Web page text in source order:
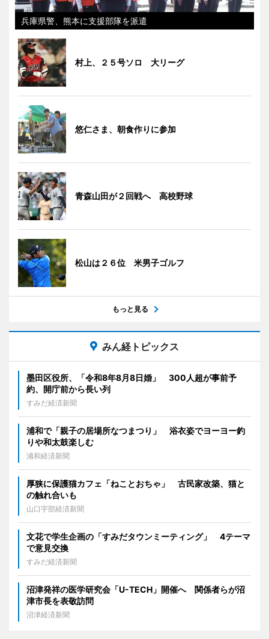
兵庫県警、熊本に支援部隊を派遣
村上、２５号ソロ 大リーグ
悠仁さま、朝食作りに参加
青森山田が２回戦へ 高校野球
松山は２６位 米男子ゴルフ
もっと見る
みん経トピックス
墨田区役所、「令和8年8月8日婚」 300人超が事前予
約、開庁前から長い列
すみだ経済新聞
浦和で「親子の居場所なつまつり」 浴衣姿でヨーヨー釣
りや和太鼓楽しむ
浦和経済新聞
厚狭に保護猫カフェ「ねことおちゃ」 古民家改築、猫と
の触れ合いも
山口宇部経済新聞
文花で学生企画の「すみだタウンミーティング」 4テーマ
で意見交換
すみだ経済新聞
沼津発祥の医学研究会「U-TECH」開催へ 関係者らが沼
津市長を表敬訪問
沼津経済新聞